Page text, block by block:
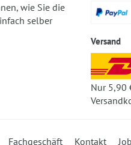
wie Sie die
selber
Versand
Nur 5,90
Fachgeschäft Kontakt